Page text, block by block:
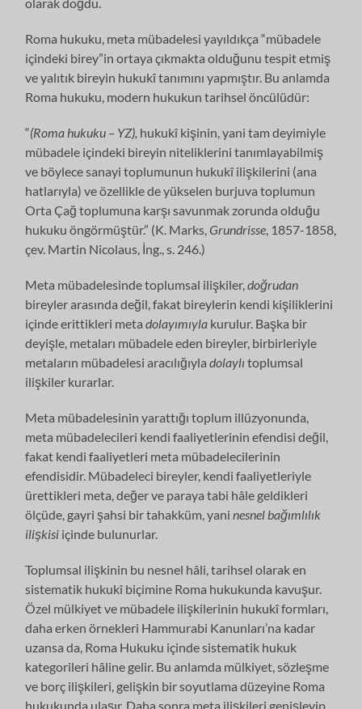
Roma hukuku, meta mübadelesi yayıldıkça “mübadele
içindeki birey”in ortaya çıkmakta olduğunu tespit etmiş
ve yalıtık bireyin hukukî tanımını yapmıştır. Bu anlamda
Roma hukuku, modern hukukun tarihsel öncülüdür:
“(Roma hukuku – YZ), hukukî kişinin, yani tam deyimiyle
mübadele içindeki bireyin niteliklerini tanımlayabilmiş
ve böylece sanayi toplumunun hukukî ilişkilerini (ana
hatlarıyla) ve özellikle de yükselen burjuva toplumun
Orta Çağ toplumuna karşı savunmak zorunda olduğu
hukuku öngörmüştür.” (K. Marks,Grundrisse , 1857-1858,
çev. Martin Nicolaus, İng., s. 246.)
Meta mübadelesinde toplumsal ilişkiler,doğrudan
bireyler arasında değil, fakat bireylerin kendi kişiliklerini
içinde erittikleri metadolayımıyla kurulur. Başka bir
deyişle, metaları mübadele eden bireyler, birbirleriyle
metaların mübadelesi aracılığıyladolaylı toplumsal
ilişkiler kurarlar.
Meta mübadelesinin yarattığı toplum illüzyonunda,
meta mübadelecileri kendi faaliyetlerinin efendisi değil,
fakat kendi faaliyetleri meta mübadelecilerinin
efendisidir. Mübadeleci bireyler, kendi faaliyetleriyle
ürettikleri meta, değer ve paraya tabi hâle geldikleri
ölçüde, gayri şahsi bir tahakküm, yani nesnel bağımlılık
ilişkisi içinde bulunurlar.
Toplumsal ilişkinin bu nesnel hâli, tarihsel olarak en
sistematik hukukî biçimine Roma hukukunda kavuşur.
Özel mülkiyet ve mübadele ilişkilerinin hukukî formları,
daha erken örnekleri Hammurabi Kanunları’na kadar
uzansa da, Roma Hukuku içinde sistematik hukuk
kategorileri hâline gelir. Bu anlamda mülkiyet, sözleşme
ve borç ilişkileri, gelişkin bir soyutlama düzeyine Roma
hukukunda ulaşır. Daha sonra meta ilişkileri genişleyip